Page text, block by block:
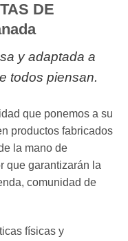
DE
y adaptada a
todos piensan.
que ponemos a su
productos fabricados
la mano de
que garantizarán la
comunidad de
físicas y